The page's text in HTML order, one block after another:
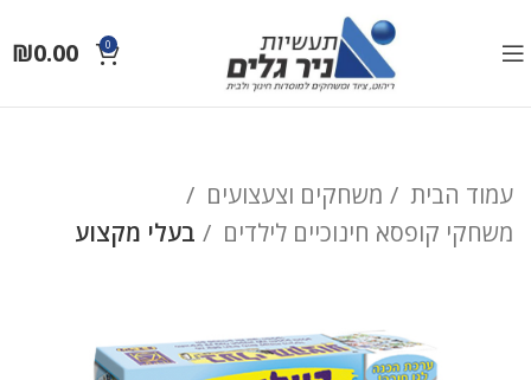
0
₪0.00
עמוד הבית
משחקים וצעצועים
משחקי קופסא חינוכיים לילדים
בעלי מקצוע